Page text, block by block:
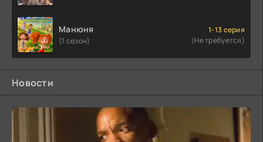
Манюня
(1 сезон)
1-13 серия
(Не требуется)
Новости